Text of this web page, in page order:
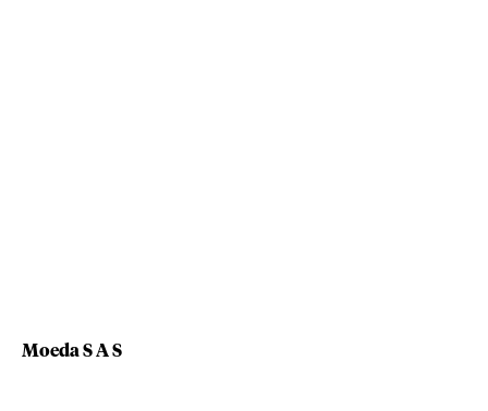
Moeda S A S